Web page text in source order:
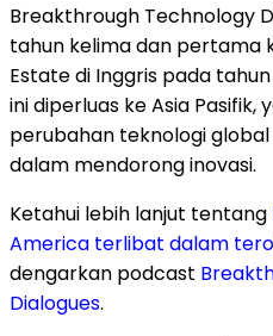
Breakthrough Technology
tahun kelima dan pertama
Estate di Inggris pada
ini diperluas ke Asia
perubahan teknologi
dalam mendorong inovasi.
Ketahui lebih lanjut tentang
America terlibat dalam
dengarkan podcast
Dialogues.